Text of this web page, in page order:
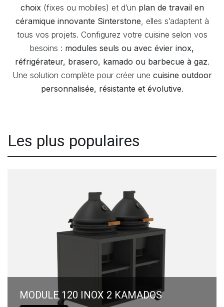
choix(fixes ou mobiles) et d’un plan de travail en
céramique innovante Sinterstone, elles s’adaptent à
tous vos projets. Configurez votre cuisine selon vos
besoins : modules seuls ou avec évier inox,
réfrigérateur, brasero, kamado ou barbecue à gaz.
Une solution complète pour créer une cuisine outdoor
personnalisée, résistante et évolutive.
Les plus populaires
MODULE 120 INOX 2 KAMADOS